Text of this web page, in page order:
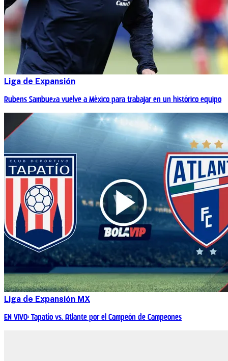
Liga de Expansión
Rubens Sambueza vuelve a México para trabajar en un histórico equipo
Liga de Expansión MX
EN VIVO: Tapatío vs. Atlante por el Campeón de Campeones